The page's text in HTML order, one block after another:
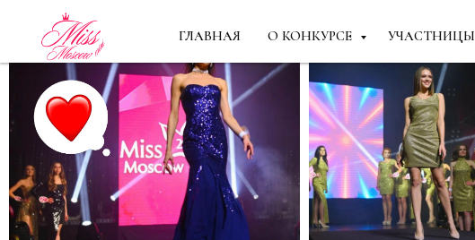
ГЛАВНАЯ О КОНКУРСЕ УЧАСТНИЦЫ